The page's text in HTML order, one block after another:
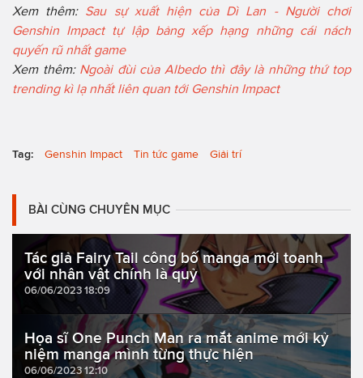
Xem thêm: Sau sự xuất hiện của Dì Lan - Người chơi
Genshin Impact tự lập bảng xếp hạng những cái nách
quyến rũ nhất game
Xem thêm: Ngoài đùi của Albedo thì đây là những thứ top
trending kì lạ nhất liên quan tới Genshin Impact
Tag: Genshin Impact Tin tức game Giải trí
BÀI CÙNG CHUYÊN MỤC
Tác giả Fairy Tail công bố manga mới toanh
với nhân vật chính là quỷ
06/06/2023 18:09
Họa sĩ One Punch Man ra mắt anime mới kỷ
niệm manga mình từng thực hiện
06/06/2023 12:10